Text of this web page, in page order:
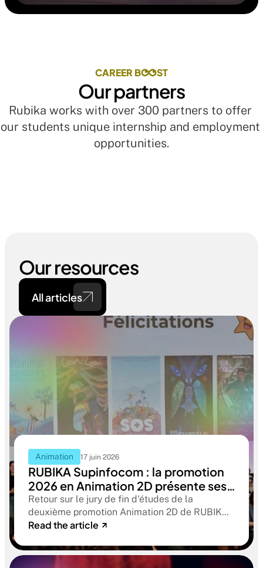
CAREER B ST
Our partners
Rubika works with over 300 partners to offer
our students unique internship and employment
opportunities.
Our resources
All articles
Animation 17 juin 2026
RUBIKA Supinfocom : la promotion
2026 en Animation 2D présente ses
films de fin d'études
Retour sur le jury de fin d'études de la
deuxième promotion Animation 2D de RUBIKA
Supinfocom. Six courts-métrages, un jury
aboutissant à des œuvres remarquables
Read the article